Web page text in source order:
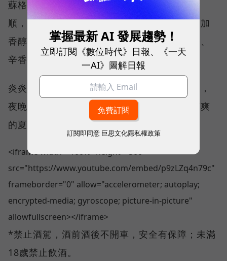
蘇格蘭威士忌放入冷凍庫冰鎮後，酒液冰涼滑
順，入口直接感受到顯著的蜂蜜香氣，酒體更加
香醇飽滿，口感上更顯溫和，隨之而來的果香、
辛香在口腔中交織出豐富的層次。
炎炎酷夏，白天在外艾柏迪型格隨身風扇在側，
夜晚在家艾柏迪黃金玉液在手，一整天都是涼爽
的夏日黃金時刻！
更多資訊
<iframe width="100%" height="500"
src="https://www.youtube.com/embed/p9zLZq4n79c"
frameborder="0" allow="accelerometer; autoplay;
encrypted-media; gyroscope; picture-in-picture"
allowfullscreen></iframe>
*禁止酒駕，酒前酒後不開車，安全有保障；未滿
18歲禁止飲酒。
掌握最新 AI 發展趨勢！
立即訂閱《數位時代》日報、《一天
一AI》圖解日報
訂閱即同意 巨思文化隱私權政策